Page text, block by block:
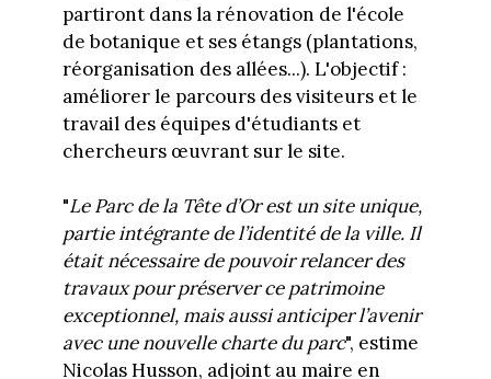
partiront dans la rénovation de l'école
de botanique et ses étangs (plantations,
réorganisation des allées...). L'objectif :
améliorer le parcours des visiteurs et le
travail des équipes d'étudiants et
chercheurs œuvrant sur le site.
"Le Parc de la Tête d’Or est un site unique,
partie intégrante de l’identité de la ville. Il
était nécessaire de pouvoir relancer des
travaux pour préserver ce patrimoine
exceptionnel, mais aussi anticiper l’avenir
avec une nouvelle charte du parc", estime
Nicolas Husson, adjoint au maire en